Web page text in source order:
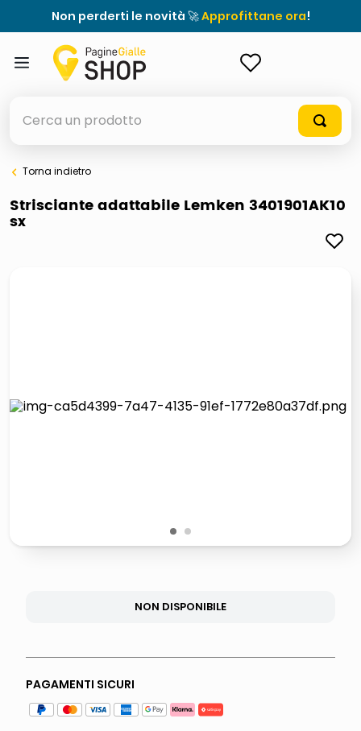
Non perderti le novità 🚀Approfittane ora!
elenchi telefonici
Torna indietro
Strisciante adattabile Lemken 3401901AK10
sx
1 2
NON DISPONIBILE
PAGAMENTI SICURI